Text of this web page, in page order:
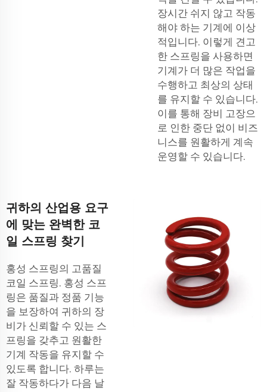
장시간 쉬지 않고 작동
해야 하는 기계에 이상
적입니다. 이렇게 견고
한 스프링을 사용하면
기계가 더 많은 작업을
수행하고 최상의 상태
를 유지할 수 있습니다.
이를 통해 장비 고장으
로 인한 중단 없이 비즈
니스를 원활하게 계속
운영할 수 있습니다.
귀하의 산업용 요구
에 맞는 완벽한 코
일 스프링 찾기
홍성 스프링의 고품질
코일 스프링. 홍성 스프
링은 품질과 정품 기능
을 보장하여 귀하의 장
비가 신뢰할 수 있는 스
프링을 갖추고 원활한
기계 작동을 유지할 수
있도록 합니다. 하루는
잘 작동하다가 다음 날